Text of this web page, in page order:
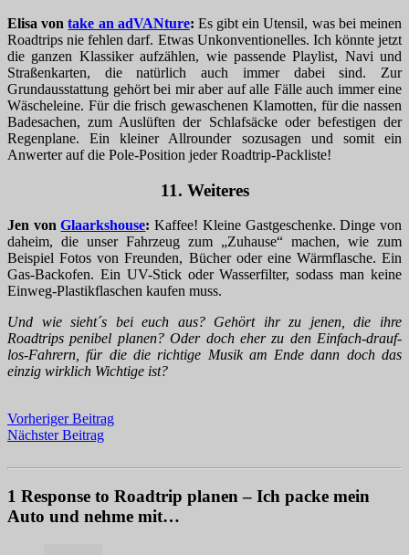
Elisa vontake an adVANture: Es gibt ein Utensil, was bei meinen
Roadtrips nie fehlen darf. Etwas Unkonventionelles. Ich könnte jetzt
die ganzen Klassiker aufzählen, wie passende Playlist, Navi und
Straßenkarten, die natürlich auch immer dabei sind. Zur
Grundausstattung gehört bei mir aber auf alle Fälle auch immer eine
Wäscheleine. Für die frisch gewaschenen Klamotten, für die nassen
Badesachen, zum Auslüften der Schlafsäcke oder befestigen der
Regenplane. Ein kleiner Allrounder sozusagen und somit ein
Anwerter auf die Pole-Position jeder Roadtrip-Packliste!
11. Weiteres
Jen vonGlaarkshouse: Kaffee! Kleine Gastgeschenke. Dinge von
daheim, die unser Fahrzeug zum „Zuhause“ machen, wie zum
Beispiel Fotos von Freunden, Bücher oder eine Wärmflasche. Ein
Gas-Backofen. Ein UV-Stick oder Wasserfilter, sodass man keine
Einweg-Plastikflaschen kaufen muss.
Und wie sieht´s bei euch aus? Gehört ihr zu jenen, die ihre
Roadtrips penibel planen? Oder doch eher zu den Einfach-drauf-
los-Fahrern, für die die richtige Musik am Ende dann doch das
einzig wirklich Wichtige ist?
Vorheriger Beitrag
Nächster Beitrag
1 Response to Roadtrip planen – Ich packe mein
Auto und nehme mit…